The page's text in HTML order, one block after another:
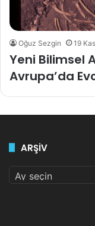
Oğuz Sezgin 19
Yeni Bilimsel
Avrupa’da
ARŞİV
ARŞİV